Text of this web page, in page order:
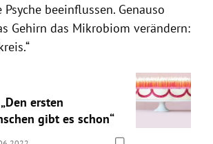
beeinflussen. Genauso
Gehirn das Mikrobiom verändern:
ersten
gibt es schon“